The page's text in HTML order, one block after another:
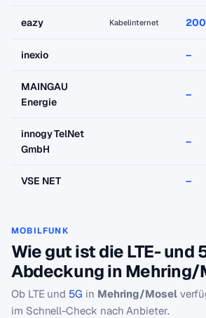
eazy Kabelinternet
inexio –
MAINGAU
Energie
–
innogy TelNet
GmbH
–
VSE NET –
MOBILFUNK
Wie gut ist die LTE- und
Abdeckung in Mehring/
Ob LTE und 5G in Mehring/Mosel
im Schnell-Check nach Anbieter.